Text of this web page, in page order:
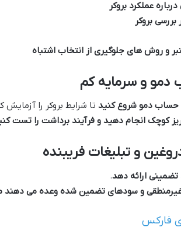
عملکرد بروکر
بروکر
دمو و سرمایه کم
حساب دمو شروع کنید تا شرایط بروکر را آزمایش
کوچک انجام دهید و فرآیند برداشت را تست
و تبلیغات فریبنده
ارائه دهد.
و سودهای تضمین شده وعده می دهند
فارکس